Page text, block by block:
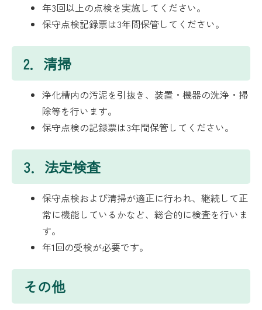
年3回以上の点検を実施してください。
保守点検記録票は3年間保管してください。
2．清掃
浄化槽内の汚泥を引抜き、装置・機器の洗浄・掃
除等を行います。
保守点検の記録票は3年間保管してください。
3．法定検査
保守点検および清掃が適正に行われ、継続して正
常に機能しているかなど、総合的に検査を行いま
す。
年1回の受検が必要です。
その他